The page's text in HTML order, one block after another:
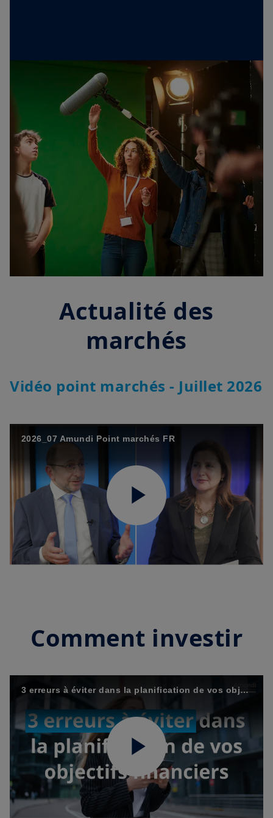
Actualité des
marchés
Vidéo point marchés - Juillet 2026
2026_07 Amundi Point marchés FR
Play
Comment investir
3 erreurs à éviter dans la planification de vos objectifs financiers
Play